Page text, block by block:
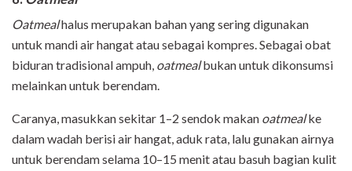
Oatmealhalus merupakan bahan yang sering digunakan
untuk mandi air hangat atau sebagai kompres. Sebagai obat
biduran tradisional ampuh, oatmealbukan untuk dikonsumsi
melainkan untuk berendam.
Caranya, masukkan sekitar 1–2 sendok makan oatmealke
dalam wadah berisi air hangat, aduk rata, lalu gunakan airnya
untuk berendam selama 10–15 menit atau basuh bagian kulit